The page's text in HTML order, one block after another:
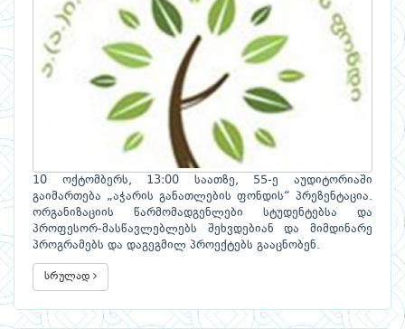
10 ოქტომბერს, 13:00 საათზე, 55-ე აუდიტორიაში
გაიმართება „აჭარის განათლების ფონდის“ პრეზენტაცია.
ორგანიზაციის წარმომადგენლები სტუდენტებსა და
პროფესორ-მასწავლებლებს შეხვდებიან და მიმდინარე
პროგრამებს და დაგეგმილ პროექტებს გააცნობენ.
სრულად